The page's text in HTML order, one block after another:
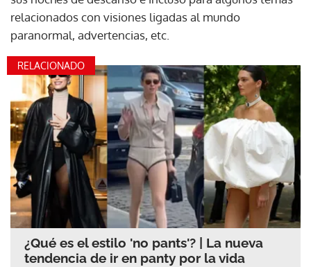
relacionados con visiones ligadas al mundo
paranormal, advertencias, etc.
RELACIONADO
¿Qué es el estilo 'no pants'? | La nueva
tendencia de ir en panty por la vida